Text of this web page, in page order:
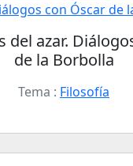
del azar.
de la Borbolla
Tema : Filosofía